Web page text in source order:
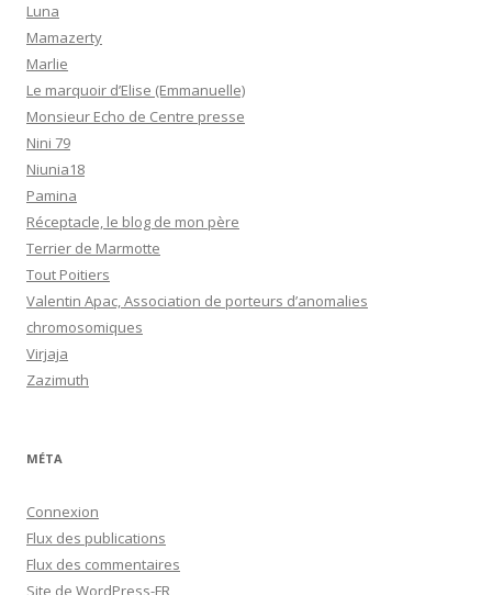
Luna
Mamazerty
Marlie
Le marquoir d’Elise (Emmanuelle)
Monsieur Echo de Centre presse
Nini 79
Niunia18
Pamina
Réceptacle, le blog de mon père
Terrier de Marmotte
Tout Poitiers
Valentin Apac, Association de porteurs d’anomalies
chromosomiques
Virjaja
Zazimuth
MÉTA
Connexion
Flux des publications
Flux des commentaires
Site de WordPress-FR